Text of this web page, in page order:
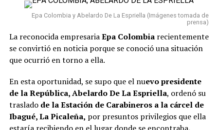
Epa Colombia y Abelardo De La Espriella (Imágenes tomada de
prensa)
La reconocida empresariaEpa Colombiarecientemente
se convirtió en noticia porque se conoció una situación
que ocurrió en torno a ella.
En esta oportunidad, se supo que el nuevo presidente
de la República, Abelardo De La Espriella, ordenó su
traslado de la Estación de Carabineros a la cárcel de
Ibagué, La Picaleña, por presuntos privilegios que ella